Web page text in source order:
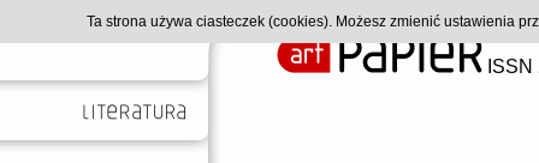
Ta strona używa ciasteczek (cookies). Możesz zmienić ustawienia